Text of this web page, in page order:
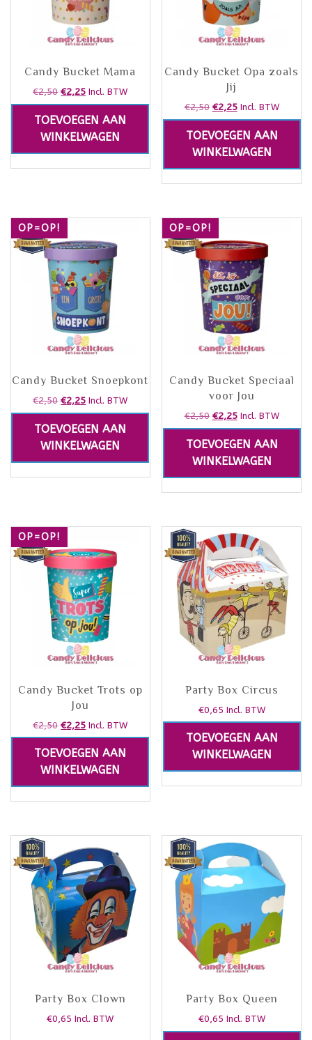
Candy Bucket Mama
€2,50 €2,25 Incl. BTW
TOEVOEGEN AAN
WINKELWAGEN
Candy Bucket Opa zoals
Jij
€2,50 €2,25 Incl. BTW
TOEVOEGEN AAN
WINKELWAGEN
OP=OP!
Candy Bucket Snoepkont
€2,50 €2,25 Incl. BTW
TOEVOEGEN AAN
WINKELWAGEN
OP=OP!
Candy Bucket Speciaal
voor Jou
€2,50 €2,25 Incl. BTW
TOEVOEGEN AAN
WINKELWAGEN
OP=OP!
Candy Bucket Trots op
Jou
€2,50 €2,25 Incl. BTW
TOEVOEGEN AAN
WINKELWAGEN
Party Box Circus
€0,65 Incl. BTW
TOEVOEGEN AAN
WINKELWAGEN
Party Box Clown
€0,65 Incl. BTW
Party Box Queen
€0,65 Incl. BTW